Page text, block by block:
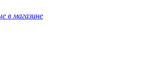
в магазине